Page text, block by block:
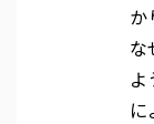
か
な